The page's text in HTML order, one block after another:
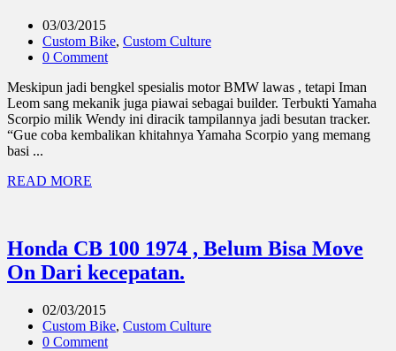
03/03/2015
Custom Bike, Custom Culture
0 Comment
Meskipun jadi bengkel spesialis motor BMW lawas , tetapi Iman
Leom sang mekanik juga piawai sebagai builder. Terbukti Yamaha
Scorpio milik Wendy ini diracik tampilannya jadi besutan tracker.
“Gue coba kembalikan khitahnya Yamaha Scorpio yang memang
basi ...
READ MORE
Honda CB 100 1974 , Belum Bisa Move
On Dari kecepatan.
02/03/2015
Custom Bike, Custom Culture
0 Comment